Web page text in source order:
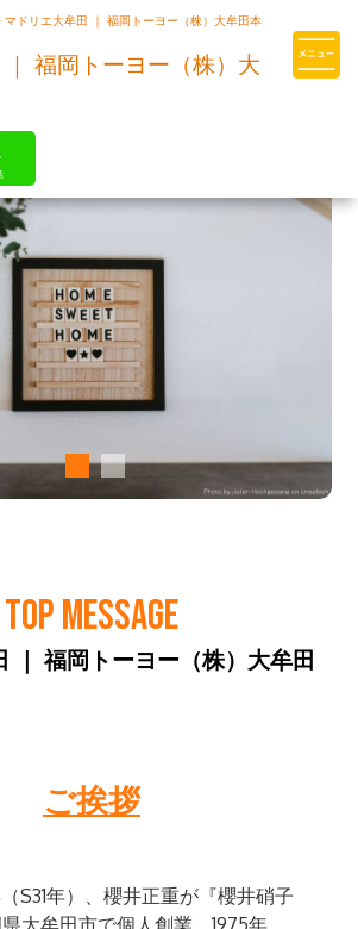
マドリエはLIXILの厳しい基準を
マドリエ大牟田 ｜ 福岡トーヨー（株）大牟田本
福岡トーヨー（株）大
TOP MESSAGE
｜ 福岡トーヨー（株）大牟田
ご挨拶